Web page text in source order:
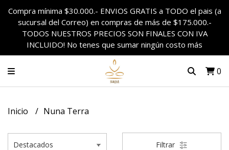
Compra mínima $30.000.- ENVIOS GRATIS a TODO el pais (a
sucursal del Correo) en compras de más de $175.000.-
TODOS NUESTROS PRECIOS SON FINALES CON IVA
INCLUIDO! No tenes que sumar ningún costo más
0
Inicio Nuna Terra
Filtrar